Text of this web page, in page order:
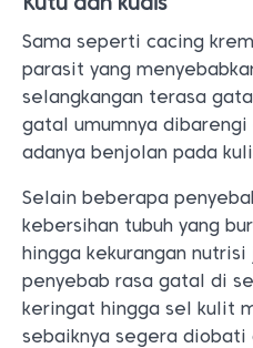
Sama seperti cacing
parasit yang
selangkangan terasa
gatal umumnya
adanya benjolan pada
Selain beberapa
kebersihan tubuh yang
hingga kekurangan
penyebab rasa gatal di
keringat hingga sel kulit
sebaiknya segera